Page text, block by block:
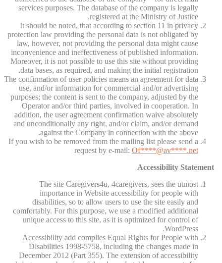
services purposes. The database of the company is legally
registered at the Ministry of Justice.
It should be noted, that according to section 11 in privacy
protection law providing the personal data is not obligated by
law, however, not providing the personal data might cause
inconvenience and ineffectiveness of published information.
Moreover, it is not possible to use this site without providing
data bases, as required, and making the initial registration.
The confirmation of user policies means an agreement for data
use, and/or information for commercial and/or advertising
purposes; the content is sent to the company, adjusted by the
Operator and/or third parties, involved in cooperation. In
addition, the user agreement confirmation waive absolutely
and unconditionally any right, and/or claim, and/or demand
against the Company in connection with the above.
If you wish to be removed from the mailing list please send a
request by e-mail: Of****@av****.net
Accessibility Statement
The site Caregivers4u, 4caregivers, sees the utmost
importance in Website accessibility for people with
disabilities, so to allow users to use the site easily and
comfortably. For this purpose, we use a modified additional
unique access to this site, as it is optimized for control of
WordPress.
Accessibility add complies Equal Rights for People with
Disabilities 1998-5758, including the changes made in
December 2012 (Part 355). The extension of accessibility